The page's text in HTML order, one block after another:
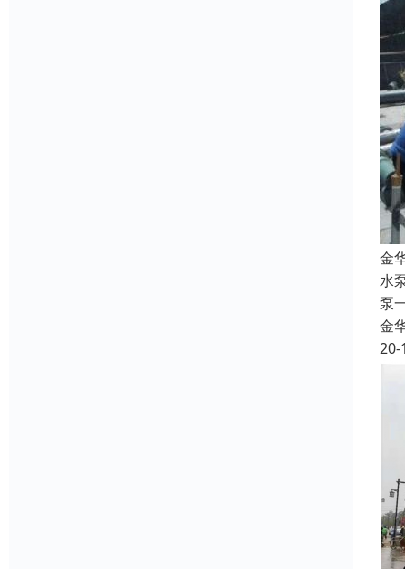
金
水
泵
金
20-